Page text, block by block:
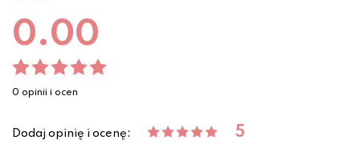
0.00
0 opinii i ocen
Dodaj opinię i ocenę: 5